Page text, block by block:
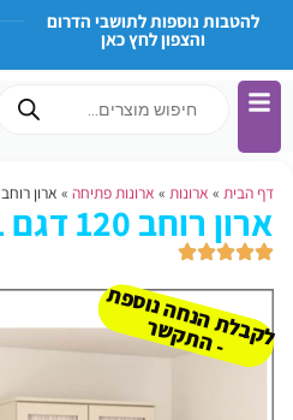
להטבות נוספות לתושבי הדרום
והצפון לחץ כאן
דף הבית » ארונות » ארונות פתיחה » ארון רוחב 120 דגם 341-1 ר.א
ארון רוחב 120 דגם 341-1 ר.א
ל
ק
ב
ל
ת
הנ
ח
ה נו
ס
פ
ת
-
ה
ת
ק
ש
ר